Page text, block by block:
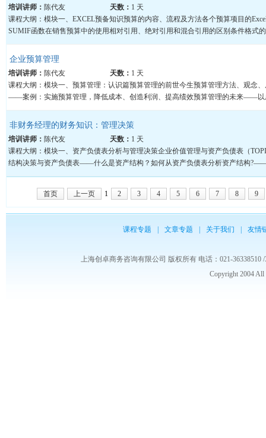
培训讲师： 陈代友 天数： 1 天
课程大纲：模块一、EXCEL预备知识预算的内容、流程及方法各个预算项目的
SUMIF函数在销售预算中的使用相对引用、绝对引用和混合引用的区别条件格式
企业预算管理
培训讲师： 陈代友 天数： 1 天
课程大纲：模块一、预算管理：认识篇预算管理的前世今生预算管理方法、观念
——案例：实施预算管理，降低成本、创造利润、提高绩效预算管理的未来——以
非财务经理的财务知识：管理决策
培训讲师： 陈代友 天数： 1 天
课程大纲：模块一、资产负债表分析与管理决策企业价值管理与资产负债表（
结构决策与资产负债表——什么是资产结构？如何从资产负债表分析资产结构
首页 上一页 1 2 3 4 5 6 7 8 9
课程专题 文章专题 关于我们 友情
上海创卓商务咨询有限公司 版权所有 电话：021-36338510 /
Copyright 2004 All